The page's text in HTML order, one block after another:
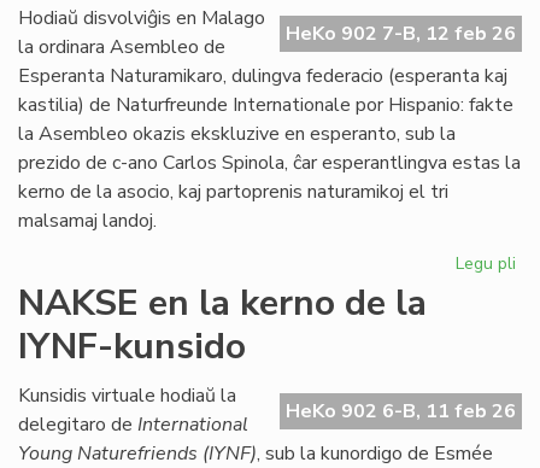
la
HeKo 902 7-B, 12 feb 26
Hodiaŭ disvolviĝis en Malago
la ordinara Asembleo de
Esperanta Naturamikaro, dulingva federacio (esperanta kaj
kastilia) de Naturfreunde Internationale por Hispanio: fakte
la Asembleo okazis ekskluzive en esperanto, sub la
prezido de c-ano Carlos Spinola, ĉar esperantlingva estas la
kerno de la asocio, kaj partoprenis naturamikoj el tri
malsamaj landoj.
Legu pli
NAKSE en la kerno de la
IYNF-kunsido
HeKo 902 6-B, 11 feb 26
Kunsidis virtuale hodiaŭ la
delegitaro de International
Young Naturefriends (IYNF), sub la kunordigo de Esmée